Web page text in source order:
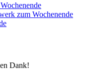
zum Wochenende
Dank!